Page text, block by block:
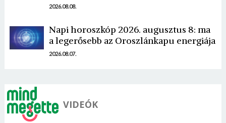
2026.08.08.
Napi horoszkóp 2026. augusztus 8: ma
a legerősebb az Oroszlánkapu energiája
2026.08.07.
VIDEÓK
E-mail cím vagy felhasználónév
Jelszó